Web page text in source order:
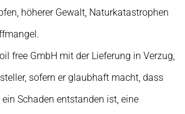
höherer Gewalt, Naturkatastrophen
free GmbH mit der Lieferung in Verzug,
sofern er glaubhaft macht, dass
Schaden entstanden ist, eine